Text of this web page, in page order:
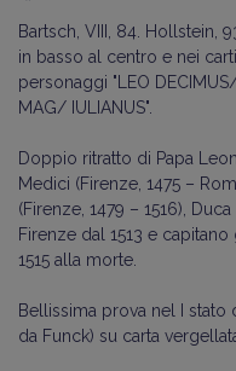
Bartsch, VIII, 84. Hollstein,
in basso al centro e nei
personaggi "LEO
MAG/ IULIANUS".
Doppio ritratto di Papa
Medici (Firenze, 1475 –
(Firenze, 1479 – 1516),
Firenze dal 1513 e
1515 alla morte.
Bellissima prova nel I stato
da Funck) su carta